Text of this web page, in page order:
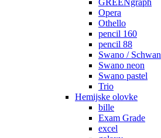
GREENgraph
Opera
Othello
pencil 160
pencil 88
Swano / Schwan
Swano neon
Swano pastel
Trio
Hemijske olovke
bille
Exam Grade
excel